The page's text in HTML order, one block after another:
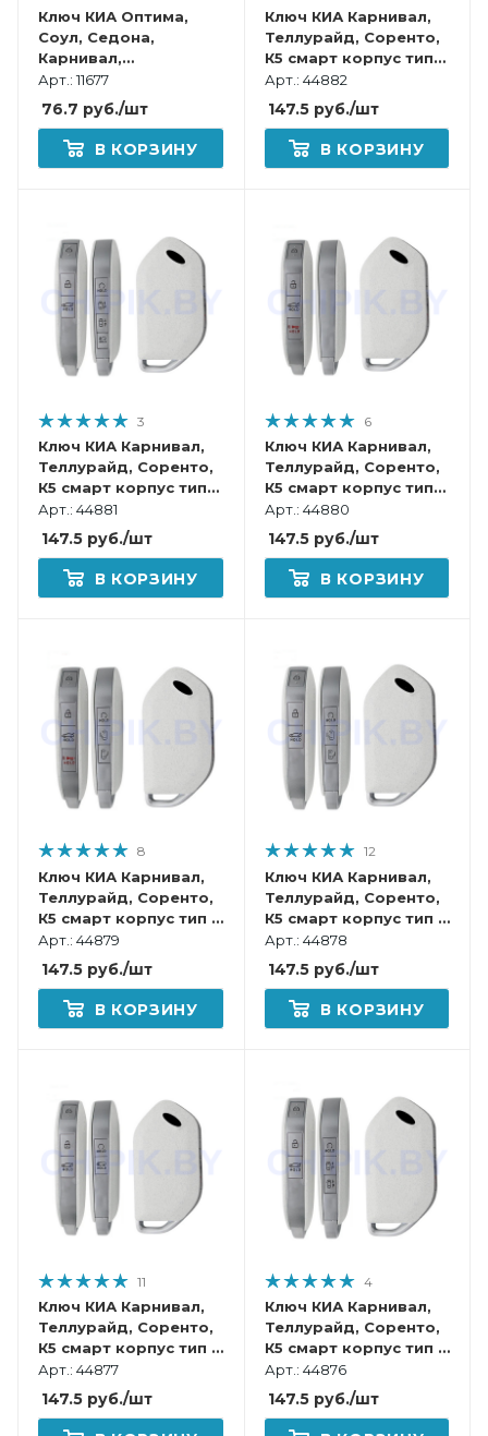
Ключ КИА Оптима,
Соул, Седона,
Карнивал,
Спортейдж, K5,
Соренто смарт
корпус
Арт.: 11677
76.7 руб./шт
В КОРЗИНУ
Ключ КИА Карнивал,
Теллурайд, Соренто,
К5 смарт корпус тип
12 Белый
Арт.: 44882
147.5руб./шт
В КОРЗИНУ
3
Ключ КИА Карнивал,
Теллурайд, Соренто,
К5 смарт корпус тип
11 Белый
Арт.: 44881
147.5 руб./шт
В КОРЗИНУ
6
Ключ КИА Карнивал,
Теллурайд, Соренто,
К5 смарт корпус тип
10 Белый
Арт.: 44880
147.5руб./шт
В КОРЗИНУ
8
Ключ КИА Карнивал,
Теллурайд, Соренто,
К5 смарт корпус тип 9
Белый
Арт.: 44879
147.5 руб./шт
В КОРЗИНУ
12
Ключ КИА Карнивал,
Теллурайд, Соренто,
К5 смарт корпус тип 8
Белый
Арт.: 44878
147.5руб./шт
В КОРЗИНУ
11
Ключ КИА Карнивал,
Теллурайд, Соренто,
К5 смарт корпус тип 7
Белый
Арт.: 44877
147.5 руб./шт
4
Ключ КИА Карнивал,
Теллурайд, Соренто,
К5 смарт корпус тип 6
Белый
Арт.: 44876
147.5руб./шт